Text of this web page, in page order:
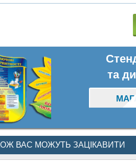
та
ВАС МОЖУТЬ ЗАЦІКАВИТИ